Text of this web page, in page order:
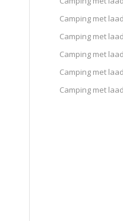
Camping met
Camping met
Camping met
Camping met
Camping met